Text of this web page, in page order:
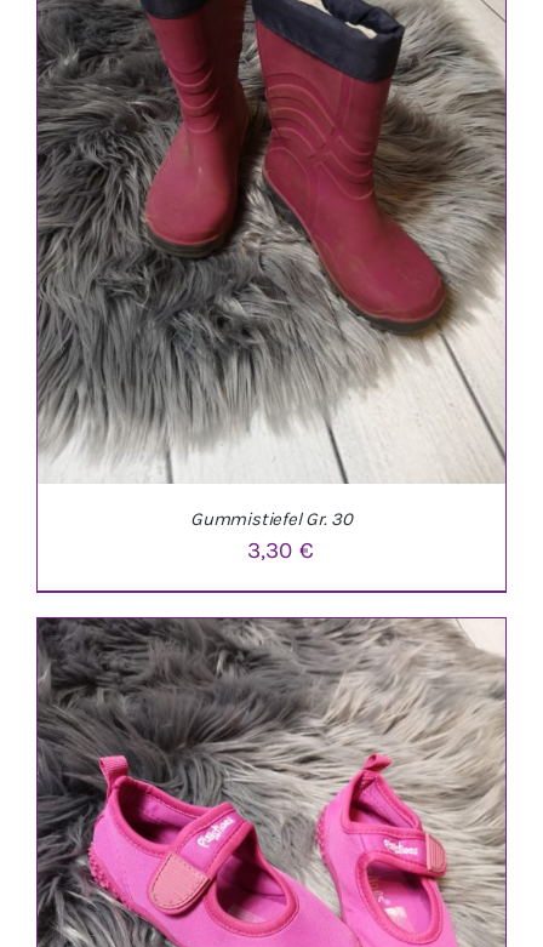
IN DEN WARENKORB DETAILS
IN DEN WARENKORB / DETAILS
Gummistiefel Gr. 30
3,30€